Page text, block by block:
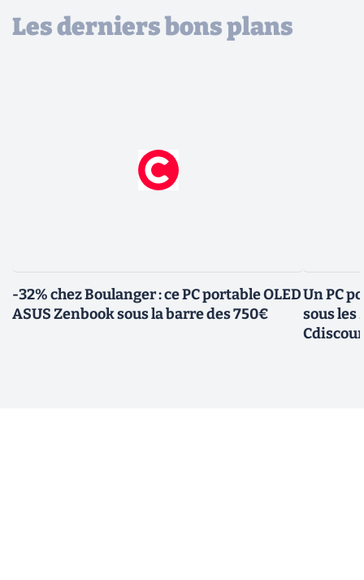
Les derniers bons plans
-32% chez Boulanger : ce PC portable OLED
ASUS Zenbook sous la barre des 750€
Un PC
sous les